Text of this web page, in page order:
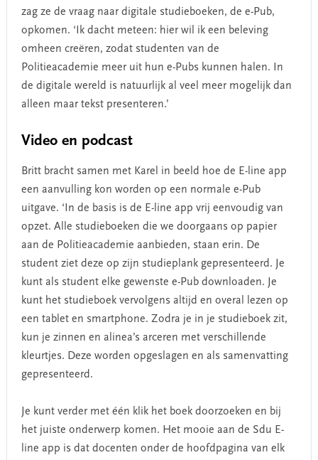
zag ze de vraag naar digitale studieboeken, de e-Pub,
opkomen. ‘Ik dacht meteen: hier wil ik een beleving
omheen creëren, zodat studenten van de
Politieacademie meer uit hun e-Pubs kunnen halen. In
de digitale wereld is natuurlijk al veel meer mogelijk dan
alleen maar tekst presenteren.’
Video en podcast
Britt bracht samen met Karel in beeld hoe de E-line app
een aanvulling kon worden op een normale e-Pub
uitgave. ‘In de basis is de E-line app vrij eenvoudig van
opzet. Alle studieboeken die we doorgaans op papier
aan de Politieacademie aanbieden, staan erin. De
student ziet deze op zijn studieplank gepresenteerd. Je
kunt als student elke gewenste e-Pub downloaden. Je
kunt het studieboek vervolgens altijd en overal lezen op
een tablet en smartphone. Zodra je in je studieboek zit,
kun je zinnen en alinea’s arceren met verschillende
kleurtjes. Deze worden opgeslagen en als samenvatting
gepresenteerd.
Je kunt verder met één klik het boek doorzoeken en bij
het juiste onderwerp komen. Het mooie aan de Sdu E-
line app is dat docenten onder de hoofdpagina van elk